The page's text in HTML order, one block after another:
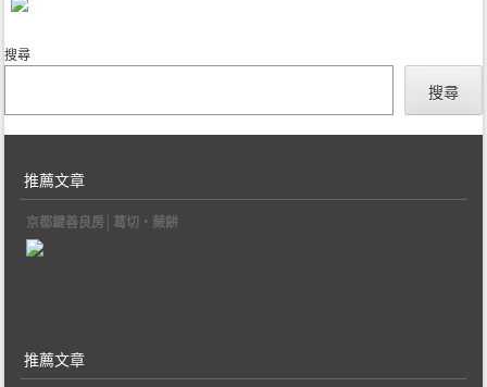
搜尋
搜尋
推薦文章
京都鍵善良房│葛切‧蕨餅
推薦文章